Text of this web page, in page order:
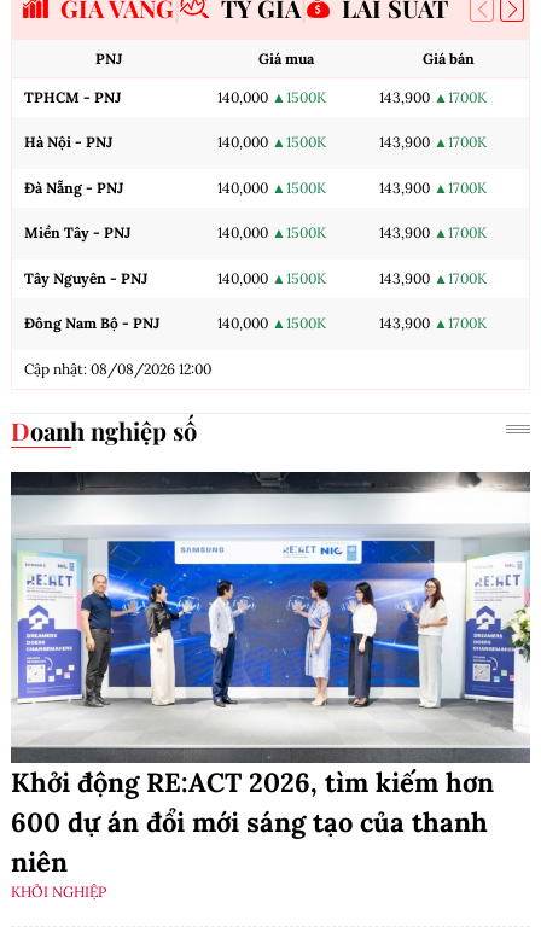
GIÁ VÀNG TỶ GIÁ LÃI SUẤT
PNJ Giá mua Giá bán
TPHCM - PNJ 140,000 ▲1500K 143,900 ▲1700K
Hà Nội - PNJ 140,000 ▲1500K 143,900 ▲1700K
Đà Nẵng - PNJ 140,000 ▲1500K 143,900 ▲1700K
Miền Tây - PNJ 140,000 ▲1500K 143,900 ▲1700K
Tây Nguyên - PNJ 140,000 ▲1500K 143,900 ▲1700K
Đông Nam Bộ - PNJ 140,000 ▲1500K 143,900 ▲1700K
Cập nhật: 08/08/2026 12:00
Doanh nghiệp số
Khởi động RE:ACT 2026, tìm kiếm hơn
600 dự án đổi mới sáng tạo của thanh
niên
KHỞI NGHIỆP